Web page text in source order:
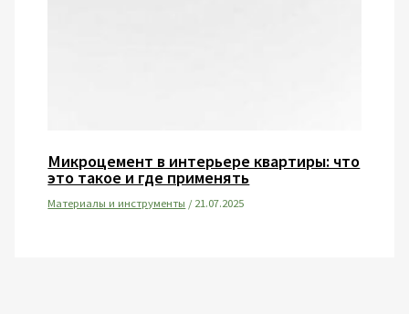
Микроцемент в интерьере квартиры: что
это такое и где применять
Материалы и инструменты /21.07.2025